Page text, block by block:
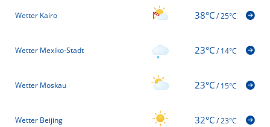
Wetter Kairo 38°C/25°C
Wetter Mexiko-Stadt 23°C/14°C
Wetter Moskau 23°C/15°C
Wetter Beijing 32°C/23°C